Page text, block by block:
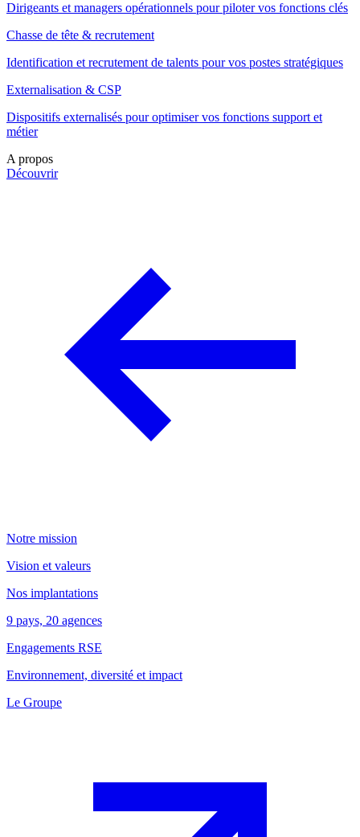
Dirigeants et managers opérationnels pour piloter vos fonctions clés
Chasse de tête & recrutement
Identification et recrutement de talents pour vos postes stratégiques
Externalisation & CSP
Dispositifs externalisés pour optimiser vos fonctions support et
métier
A propos
Découvrir
Notre mission
Vision et valeurs
Nos implantations
9 pays, 20 agences
Engagements RSE
Environnement, diversité et impact
Le Groupe